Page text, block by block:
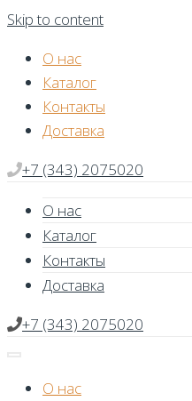
Skip to content
О нас
Каталог
Контакты
Доставка
+7 (343) 2075020
О нас
Каталог
Контакты
Доставка
+7 (343) 2075020
О нас